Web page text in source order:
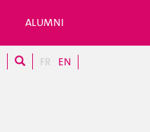
ALUMNI
FR EN